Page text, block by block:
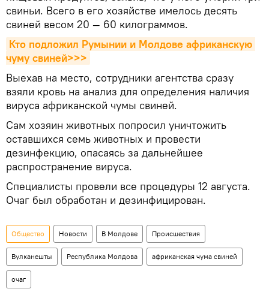
свиньи. Всего в его хозяйстве имелось десять
свиней весом 20 — 60 килограммов.
Кто подложил Румынии и Молдове африканскую
чуму свиней>>>
Выехав на место, сотрудники агентства сразу
взяли кровь на анализ для определения наличия
вируса африканской чумы свиней.
Сам хозяин животных попросил уничтожить
оставшихся семь животных и провести
дезинфекцию, опасаясь за дальнейшее
распространение вируса.
Специалисты провели все процедуры 12 августа.
Очаг был обработан и дезинфицирован.
Общество Новости В Молдове Происшествия
Вулканешты Республика Молдова африканская чума свиней
очаг